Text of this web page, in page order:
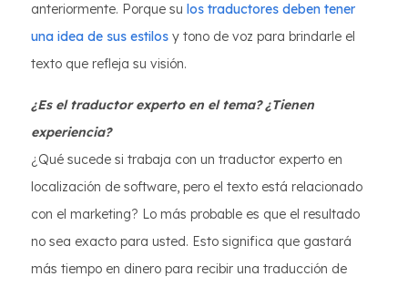
anteriormente. Porque su los traductores deben tener
una idea de sus estilos y tono de voz para brindarle el
texto que refleja su visión.
¿Es el traductor experto en el tema? ¿Tienen
experiencia?
¿Qué sucede si trabaja con un traductor experto en
localización de software, pero el texto está relacionado
con el marketing? Lo más probable es que el resultado
no sea exacto para usted. Esto significa que gastará
más tiempo en dinero para recibir una traducción de